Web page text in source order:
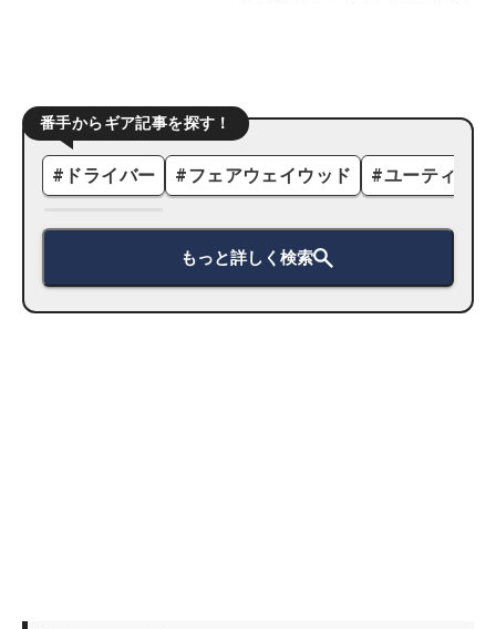
番手からギア記事を探す！
# ドライバー #フェアウェイウッド #ユーティリ
もっと詳しく検索